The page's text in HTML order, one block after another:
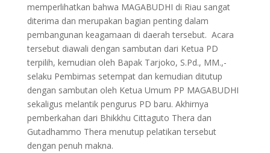
memperlihatkan bahwa MAGABUDHI di Riau sangat
diterima dan merupakan bagian penting dalam
pembangunan keagamaan di daerah tersebut. Acara
tersebut diawali dengan sambutan dari Ketua PD
terpilih, kemudian oleh Bapak Tarjoko, S.Pd., MM.,-
selaku Pembimas setempat dan kemudian ditutup
dengan sambutan oleh Ketua Umum PP MAGABUDHI
sekaligus melantik pengurus PD baru. Akhirnya
pemberkahan dari Bhikkhu Cittaguto Thera dan
Gutadhammo Thera menutup pelatikan tersebut
dengan penuh makna.